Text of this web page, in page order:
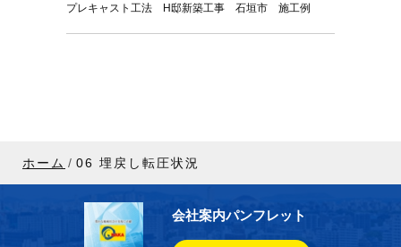
プレキャスト工法 H邸新築工事 石垣市 施工例
ホーム 06 埋戻し転圧状況
会社案内パンフレット